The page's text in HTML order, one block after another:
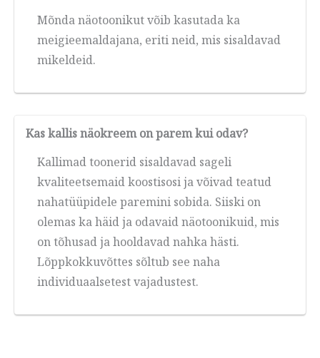
Mõnda näotoonikut võib kasutada ka
meigieemaldajana, eriti neid, mis sisaldavad
mikeldeid.
Kas kallis näokreem on parem kui odav?
Kallimad toonerid sisaldavad sageli
kvaliteetsemaid koostisosi ja võivad teatud
nahatüüpidele paremini sobida. Siiski on
olemas ka häid ja odavaid näotoonikuid, mis
on tõhusad ja hooldavad nahka hästi.
Lõppkokkuvõttes sõltub see naha
individuaalsetest vajadustest.